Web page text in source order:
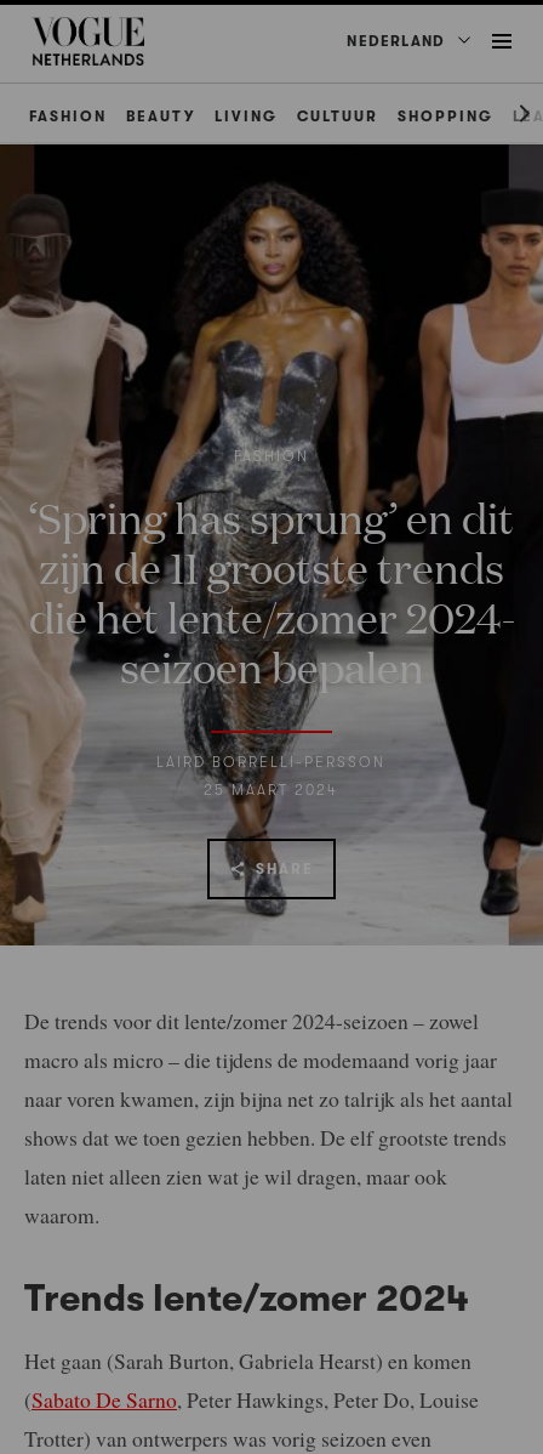
NEDERLAND
FASHION BEAUTY LIVING CULTUUR SHOPPING
FASHION
‘Spring has sprung’ en dit
zijn de 11 grootste trends
die het lente/zomer 2024-
seizoen bepalen
LAIRD BORRELLI-PERSSON
25 MAART 2024
SHARE
De trends voor dit lente/zomer 2024-seizoen – zowel
macro als micro – die tijdens de modemaand vorig jaar
naar voren kwamen, zijn bijna net zo talrijk als het aantal
shows dat we toen gezien hebben. De elf grootste trends
laten niet alleen zien wat je wil dragen, maar ook
waarom.
Trends lente/zomer 2024
Het gaan (Sarah Burton, Gabriela Hearst) en komen
(Sabato De Sarno, Peter Hawkings, Peter Do, Louise
Trotter) van ontwerpers was vorig seizoen even